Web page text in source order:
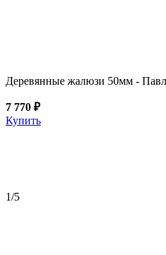
Деревянные жалюзи 50мм -
7 770 ₽
Купить
1/5